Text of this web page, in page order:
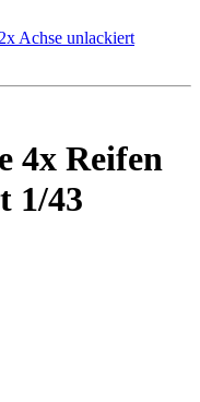
4x Reifen
1/43